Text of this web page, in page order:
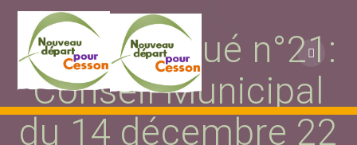
au
contenu
Communiqué n°21:
Conseil Municipal
du 14 décembre 22